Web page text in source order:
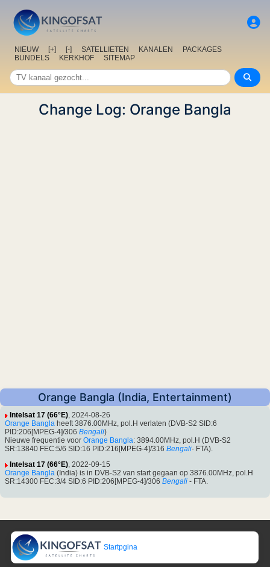
NIEUW [+] [-] SATELLIETEN KANALEN
PACKAGES
BUNDELS
KERKHOF SITEMAP
Change Log: Orange Bangla
Orange Bangla (India, Entertainment)
Intelsat 17 (66°E), 2024-08-26
Orange Bangla heeft 3876.00MHz, pol.H verlaten (DVB-S2 SID:6
PID:206[MPEG-4]/306 Bengali)
Nieuwe frequentie voor Orange Bangla: 3894.00MHz, pol.H (DVB-S2
SR:13840 FEC:5/6 SID:16 PID:216[MPEG-4]/316 Bengali- FTA).
Intelsat 17 (66°E), 2022-09-15
Orange Bangla (India) is in DVB-S2 van start gegaan op 3876.00MHz, pol.H
SR:14300 FEC:3/4 SID:6 PID:206[MPEG-4]/306 Bengali - FTA.
Startpgina